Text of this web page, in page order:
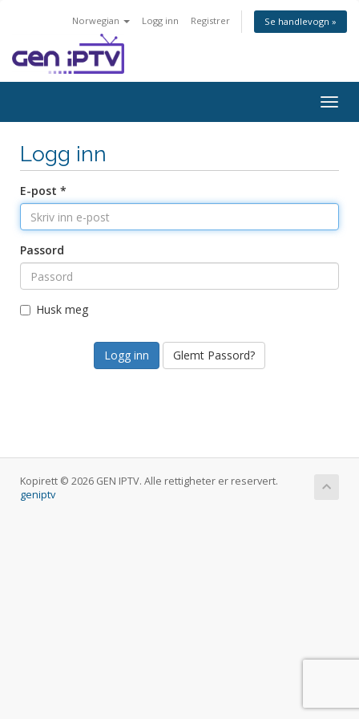
Norwegian Logg inn Registrer Se handlevogn »
Bytt
Logg inn
E-post *
Passord
Husk meg
Glemt Passord?
Kopirett © 2026 GEN IPTV. Alle rettigheter er reservert.
geniptv